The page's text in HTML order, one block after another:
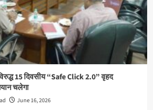
15 दिवसीय “Safe Click 2.0” वृहद
चलेगा
June 16, 2026